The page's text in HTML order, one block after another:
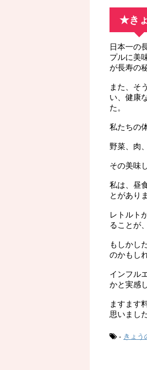
★き
日本一の
プルに美
が長寿の
また、そ
い、健康
た。
私たちの
野菜、肉
その美味
私は、昼
とがあり
レトルト
ることが
もしかし
のかもし
インフル
かと実感
ますます
思いました
- きょう